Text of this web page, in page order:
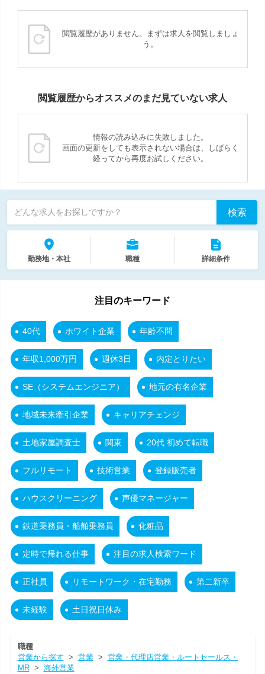
閲覧履歴がありません。まずは求人を閲覧しましょ
う。
閲覧履歴からオススメのまだ見ていない求人
情報の読み込みに失敗しました。
画面の更新をしても表示されない場合は、しばらく
経ってから再度お試しください。
どんな求人をお探しですか？ 検索
勤務地・本社 職種 詳細条件
注目のキーワード
40代 ホワイト企業 年齢不問
年収1,000万円 週休3日 内定とりたい
SE（システムエンジニア） 地元の有名企業
地域未来牽引企業 キャリアチェンジ
土地家屋調査士 関東 20代 初めて転職
フルリモート 技術営業 登録販売者
ハウスクリーニング 声優マネージャー
鉄道乗務員・船舶乗務員 化粧品
定時で帰れる仕事 注目の求人検索ワード
正社員 リモートワーク・在宅勤務 第二新卒
未経験 土日祝日休み
職種
営業から探す > 営業> 営業・代理店営業・ルートセールス・
MR> 海外営業